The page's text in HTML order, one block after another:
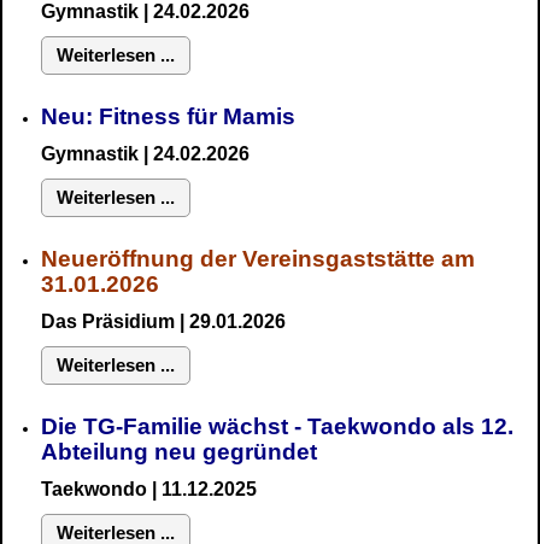
Gymnastik | 24.02.2026
Weiterlesen ...
Neu: Fitness für Mamis
Gymnastik | 24.02.2026
Weiterlesen ...
Neueröffnung der Vereinsgaststätte am
31.01.2026
Das Präsidium | 29.01.2026
Weiterlesen ...
Die TG-Familie wächst - Taekwondo als 12.
Abteilung neu gegründet
Taekwondo | 11.12.2025
Weiterlesen ...